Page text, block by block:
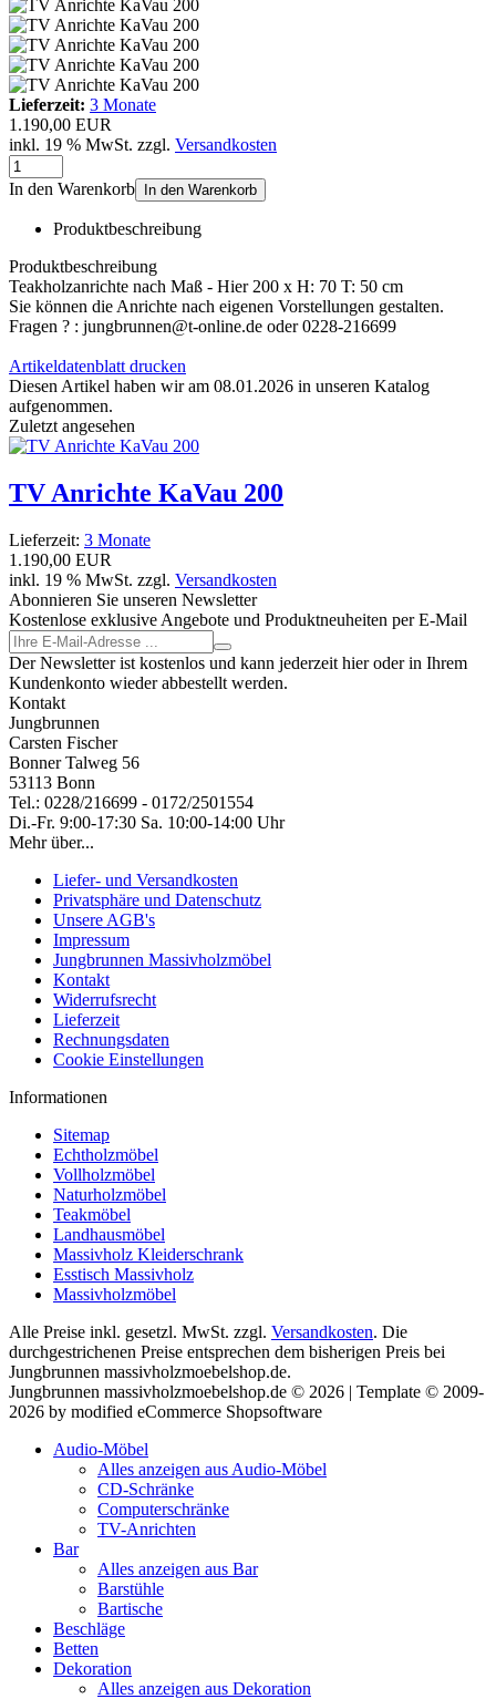
Lieferzeit: 3 Monate
1.190,00 EUR
inkl. 19 % MwSt. zzgl. Versandkosten
In den Warenkorb In den Warenkorb
Produktbeschreibung
Produktbeschreibung
Teakholzanrichte nach Maß - Hier 200 x H: 70 T: 50 cm
Sie können die Anrichte nach eigenen Vorstellungen gestalten.
Fragen ? : jungbrunnen@t-online.de oder 0228-216699
Artikeldatenblatt drucken
Diesen Artikel haben wir am 08.01.2026 in unseren Katalog
aufgenommen.
Zuletzt angesehen
TV Anrichte KaVau 200
Lieferzeit: 3 Monate
1.190,00 EUR
inkl. 19 % MwSt. zzgl. Versandkosten
Abonnieren Sie unseren Newsletter
Kostenlose exklusive Angebote und Produktneuheiten per E-Mail
Der Newsletter ist kostenlos und kann jederzeit hier oder in Ihrem
Kundenkonto wieder abbestellt werden.
Kontakt
Jungbrunnen
Carsten Fischer
Bonner Talweg 56
53113 Bonn
Tel.: 0228/216699 - 0172/2501554
Di.-Fr. 9:00-17:30 Sa. 10:00-14:00 Uhr
Mehr über...
Liefer- und Versandkosten
Privatsphäre und Datenschutz
Unsere AGB's
Impressum
Jungbrunnen Massivholzmöbel
Kontakt
Widerrufsrecht
Lieferzeit
Rechnungsdaten
Cookie Einstellungen
Informationen
Sitemap
Echtholzmöbel
Vollholzmöbel
Naturholzmöbel
Teakmöbel
Landhausmöbel
Massivholz Kleiderschrank
Esstisch Massivholz
Massivholzmöbel
Alle Preise inkl. gesetzl. MwSt. zzgl. Versandkosten. Die
durchgestrichenen Preise entsprechen dem bisherigen Preis bei
Jungbrunnen massivholzmoebelshop.de.
Jungbrunnen massivholzmoebelshop.de © 2026 | Template © 2009-
2026 by modified eCommerce Shopsoftware
Audio-Möbel
Alles anzeigen aus Audio-Möbel
CD-Schränke
Computerschränke
TV-Anrichten
Bar
Alles anzeigen aus Bar
Barstühle
Bartische
Beschläge
Betten
Dekoration
Alles anzeigen aus Dekoration